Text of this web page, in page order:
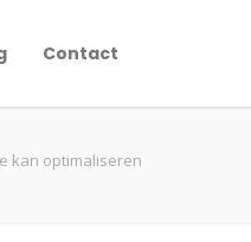
Contact
kan optimaliseren